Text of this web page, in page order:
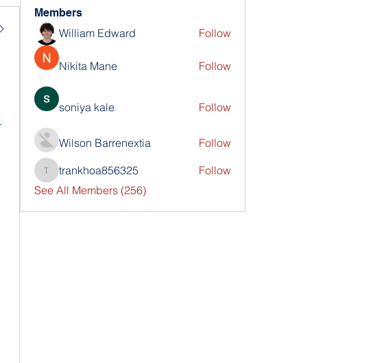
Members
William Edward Follow
Nikita Mane Follow
soniya kale Follow
Wilson Barrenextia Follow
trankhoa856325
trankhoa856325
Follow
See All Members (256)